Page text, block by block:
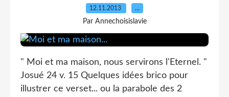
12.11.2013 …
Par Annechoisislavie
" Moi et ma maison, nous servirons l'Eternel. "
Josué 24 v. 15 Quelques idées brico pour
illustrer ce verset... ou la parabole des 2